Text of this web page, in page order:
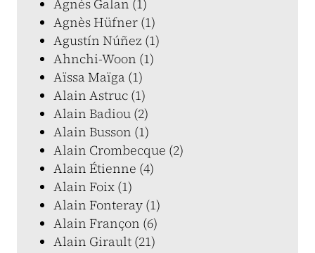
Agnès Galan (1)
Agnès Hüfner (1)
Agustín Núñez (1)
Ahnchi-Woon (1)
Aïssa Maïga (1)
Alain Astruc (1)
Alain Badiou (2)
Alain Busson (1)
Alain Crombecque (2)
Alain Étienne (4)
Alain Foix (1)
Alain Fonteray (1)
Alain Françon (6)
Alain Girault (21)